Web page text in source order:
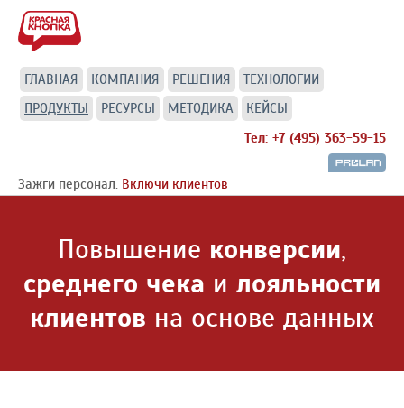
ГЛАВНАЯ КОМПАНИЯ РЕШЕНИЯ
ТЕХНОЛОГИИ
ПРОДУКТЫ
РЕСУРСЫ МЕТОДИКА
КЕЙСЫ
Тел: +7 (495) 363-59-15
Зажги персонал. Включи клиентов
Повышение конверсии,
среднего чека и лояльности
клиентов на основе данных